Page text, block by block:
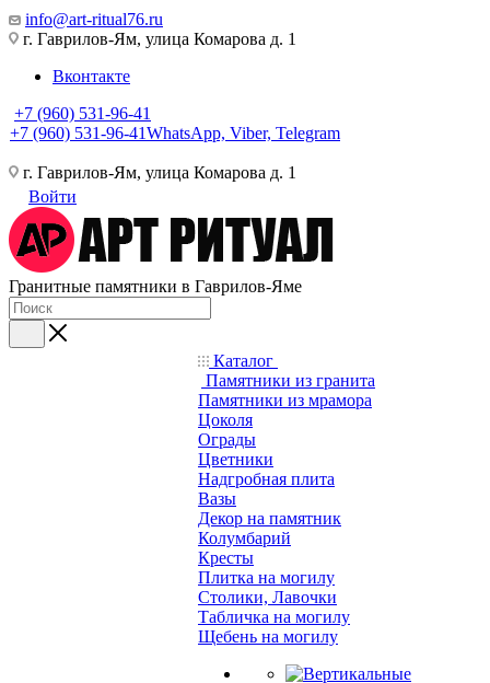
info@art-ritual76.ru
г. Гаврилов-Ям, улица Комарова д. 1
Вконтакте
+7 (960) 531-96-41
+7 (960) 531-96-41WhatsApp, Viber, Telegram
г. Гаврилов-Ям, улица Комарова д. 1
Войти
Гранитные памятники в Гаврилов-Яме
Каталог
Памятники из гранита
Памятники из мрамора
Цоколя
Ограды
Цветники
Надгробная плита
Вазы
Декор на памятник
Колумбарий
Кресты
Плитка на могилу
Столики, Лавочки
Табличка на могилу
Щебень на могилу